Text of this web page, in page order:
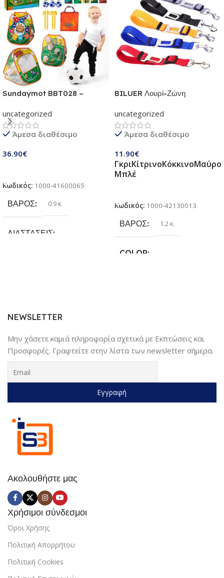
Sundaymot BBT028 –
εσωτερικού χώρου για παιδιά |
Παιχνίδι δραστηριότητας για
παιδιά 3 σε 1 | Σετ πτυσσόμενα
τσάντα φασολιών,
για παιδιά 3 + ετών
uncategorized
Άμεσα διαθέσιμο
36.90€
Κωδικός: 1000-41600065
ΒΆΡΟΣ 0.9 κ.
ΔΙΑΣΤΆΣΕΙΣ
Sundaymot
BILUER Λουρί-Ζώνη
για Σκύλους και Γάτες | Με
ελαστικό ιμάντα Ρυθμιζόμενος |
Κάνει για όλες τις Ράτσες
uncategorized
Άμεσα διαθέσιμο
11.90€
ΓκριΚίτρινοΚόκκινοΜαύρο
Μπλέ
Κωδικός: 1000-42130013
ΒΆΡΟΣ 1.2 κ.
COLOR
Ακολουθήστε μας
Χρήσιμοι σύνδεσμοι
Όροι Χρήσης
Πολιτική Απορρήτου
Πολιτική Cookies
NEWSLETTER
Μην χάσετε καμιά πληροφορία σχετικά με Εκπτώσεις και
Προσφορές. Γραφτείτε στην λίστα των newsletter σήμερα.